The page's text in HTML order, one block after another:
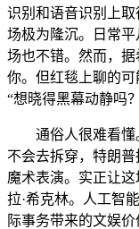
识别和语音识别上取
场极为隆沉。日常
场也不错。然而，
你。但红毯上聊的可
“想晓得黑幕动静吗
通俗人很难看懂
不会去拆穿，特朗
魔术表演。实正让
拉·希克林。人工智
际事务带来的文娱价